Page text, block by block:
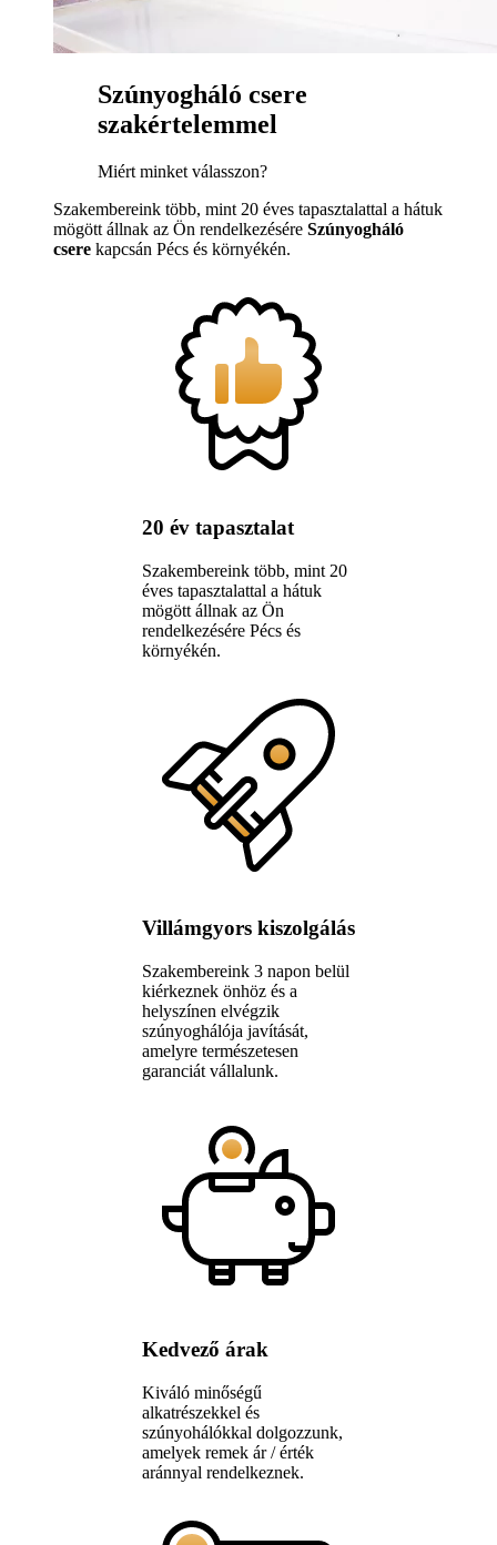
Szúnyogháló csere
szakértelemmel
Miért minket válasszon?
Szakembereink több, mint 20 éves tapasztalattal a hátuk
mögött állnak az Ön rendelkezésére Szúnyogháló
csere kapcsán Pécs és környékén.
20 év tapasztalat
Szakembereink több, mint 20
éves tapasztalattal a hátuk
mögött állnak az Ön
rendelkezésére Pécs és
környékén.
Villámgyors kiszolgálás
Szakembereink 3 napon belül
kiérkeznek önhöz és a
helyszínen elvégzik
szúnyoghálója javítását,
amelyre természetesen
garanciát vállalunk.
Kedvező árak
Kiváló minőségű
alkatrészekkel és
szúnyohálókkal dolgozzunk,
amelyek remek ár / érték
aránnyal rendelkeznek.